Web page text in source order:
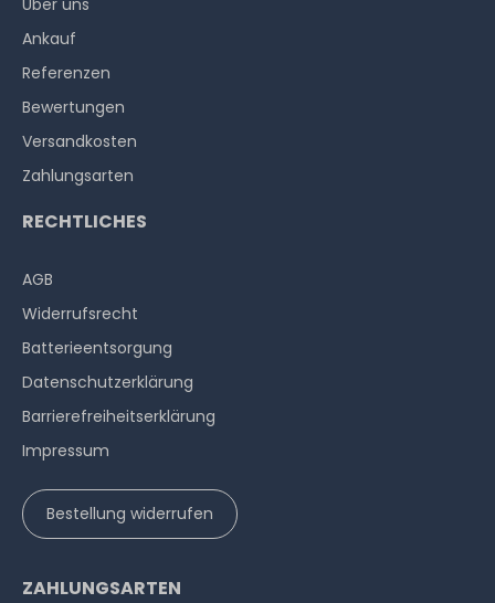
Über uns
Ankauf
Referenzen
Bewertungen
Versandkosten
Zahlungsarten
RECHTLICHES
AGB
Widerrufs­recht
Batterieentsorgung
Datenschutzerklärung
Barrierefreiheitserklärung
Impressum
Bestellung widerrufen
ZAHLUNGSARTEN